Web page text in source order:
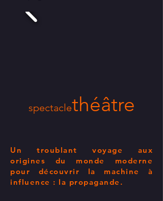
spectaclethéâtre
Un troublant voyage aux
origines du monde moderne
pour découvrir la machine à
influence : la propagande.